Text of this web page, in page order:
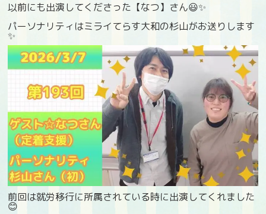
以前にも出演してくださった【なつ】さん😃✨
パーソナリティはミライてらす大和の杉山がお送りします
✨
前回は就労移行に所属されている時に出演してくれました
😊